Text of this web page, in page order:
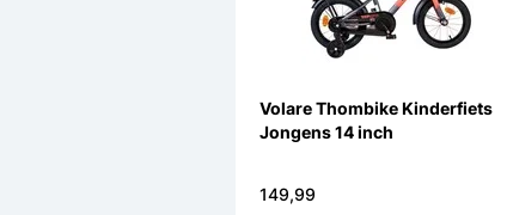
Volare Thombike Kinderfiets
Jongens 14 inch
149,99